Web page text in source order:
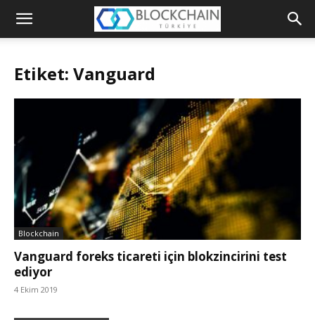
Blockchain
Etiket: Vanguard
Blockchain
Vanguard foreks ticareti için blokzincirini test
ediyor
4 Ekim 2019